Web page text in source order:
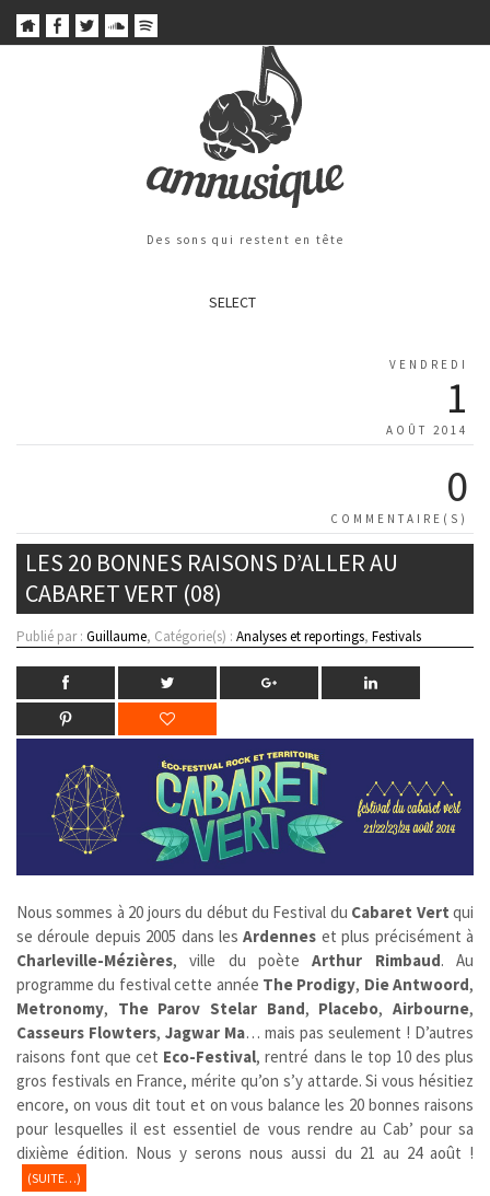
Des sons qui restent en tête
SELECT
VENDREDI
1
AOÛT 2014
0
COMMENTAIRE(S)
LES 20 BONNES RAISONS D’ALLER AU
CABARET VERT (08)
Publié par : Guillaume, Catégorie(s) : Analyses et reportings, Festivals
Nous sommes à 20 jours du début du Festival du Cabaret Vert qui
se déroule depuis 2005 dans lesArdennes et plus précisément à
Charleville-Mézières, ville du poèteArthur Rimbaud. Au
programme du festival cette année The Prodigy, Die Antwoord,
Metronomy, The Parov Stelar Band, Placebo,Airbourne,
Casseurs Flowters, Jagwar Ma… mais pas seulement ! D’autres
raisons font que cet Eco-Festival, rentré dans le top 10 des plus
gros festivals en France, mérite qu’on s’y attarde. Si vous hésitiez
encore, on vous dit tout et on vous balance les 20 bonnes raisons
pour lesquelles il est essentiel de vous rendre au Cab’ pour sa
dixième édition. Nous y serons nous aussi du 21 au 24 août !
(SUITE…)